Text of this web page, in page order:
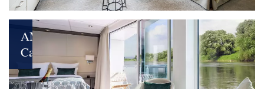
AMADEUS
Cara